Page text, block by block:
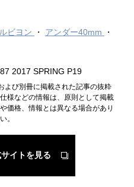
ビヨン
アンダー40mm
2017 SPRING P19
び別冊に掲載された記事の抜粋
様などの情報は、原則として掲載
価格、情報とは異なる場合があり
。
イトを見る